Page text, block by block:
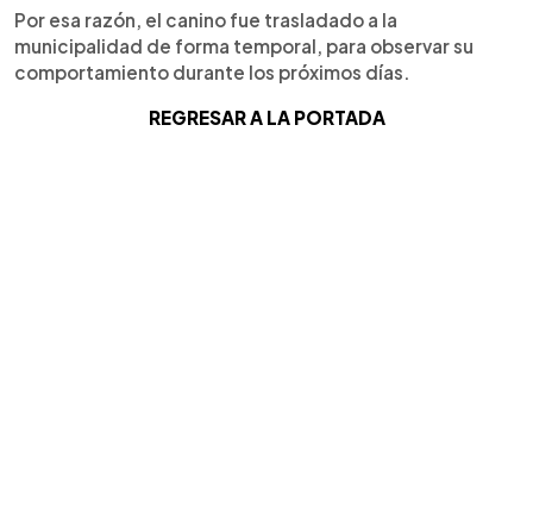
Por esa razón, el canino fue trasladado a la
municipalidad de forma temporal, para observar su
comportamiento durante los próximos días.
REGRESAR A LA PORTADA